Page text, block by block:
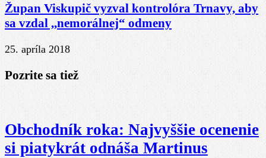
Župan Viskupič vyzval kontrolóra Trnavy, aby
sa vzdal ,,nemorálnej“ odmeny
25. apríla 2018
Pozrite sa tiež
Obchodník roka: Najvyššie ocenenie
si piatykrát odnáša Martinus